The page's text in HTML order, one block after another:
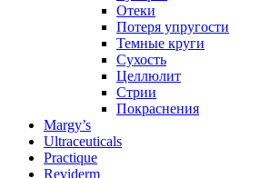
Отеки
Потеря упругости
Темные круги
Сухость
Целлюлит
Стрии
Покраснения
Margy’s
Ultraceuticals
Practique
Reviderm